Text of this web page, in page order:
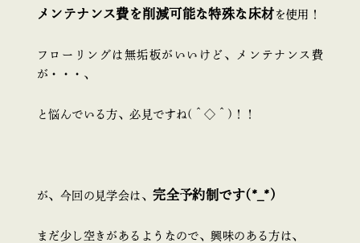
メンテナンス費を削減可能な特殊な床材 を使用！
フローリングは無垢板がいいけど、メンテナンス費
が・・・、
と悩んでいる方、必見ですね(＾◇＾)！！
が、今回の見学会は、完全予約制です(*_*)
まだ少し空きがあるようなので、興味のある方は、